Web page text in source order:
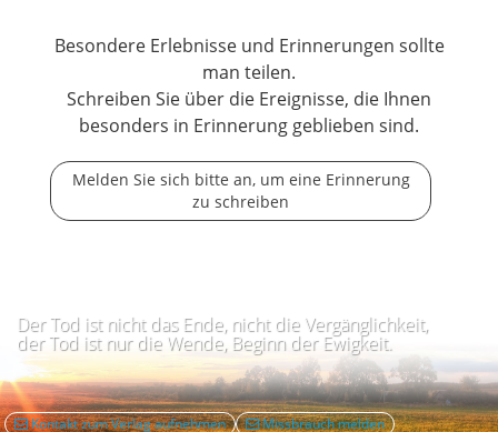
Besondere Erlebnisse und Erinnerungen sollte
man teilen.
Schreiben Sie über die Ereignisse, die Ihnen
besonders in Erinnerung geblieben sind.
Melden Sie sich bitte an, um eine Erinnerung
zu schreiben
Der Tod ist nicht das Ende, nicht die Vergänglichkeit,
der Tod ist nur die Wende, Beginn der Ewigkeit.
Kontakt zum Verlag aufnehmen Missbrauch melden